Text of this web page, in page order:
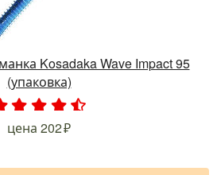
Kosadaka Wave Impact 95
(упаковка)
. .
цена 202